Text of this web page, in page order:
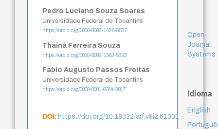
Pedro Luciano Souza Soares
Universidade Federal do Tocantins
https://orcid.org/0000-0003-1426-8537
Thainá Ferreira Souza
https://orcid.org/0000-0002-1363-5393
Fábio Augusto Passos Freitas
Universidade Federal do Tocantins
https://orcid.org/0000-0001-6764-3017
DOI:https://doi.org/10.18012/arf.v9i2.61301
Open
Journal
Systems
Idioma
English